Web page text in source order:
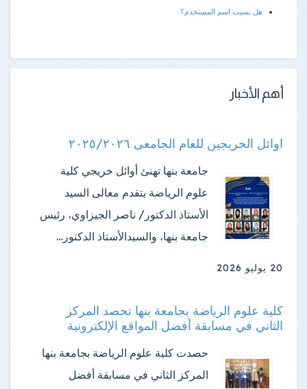
هل نسيت اسم المستخدم؟
أهم الأخبار
اوائل الخريجين للعام الجامعى ٢٠٢٥/٢٠٢٦
جامعة بنها تهنئ أوائل خريجي كلية
علوم الرياضة ​يتقدم معالى السيد
الأستاذ الدكتور/ ناصر الجيزاوي، رئيس
جامعة بنها، والسيدالأستاذ الدكتور…
20 يوليو 2026
كلية علوم الرياضة بجامعة بنها تحصد المركز
الثاني في مسابقة أفضل المواقع الإلكترونية
حصدت كلية علوم الرياضة بجامعة بنها
المركز الثاني في مسابقة أفضل